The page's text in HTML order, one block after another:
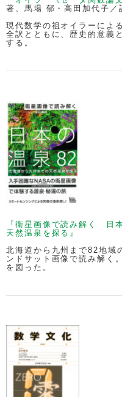
著、馬場 郁・高田加代子／
現代数学の祖オイラーによ
全訳とともに、歴史的意義
する。
『衛星画像で読み解く 日
天然温泉を探る』
（
北海道から九州まで82地域
ンドサット画像で読み解く
を図った。